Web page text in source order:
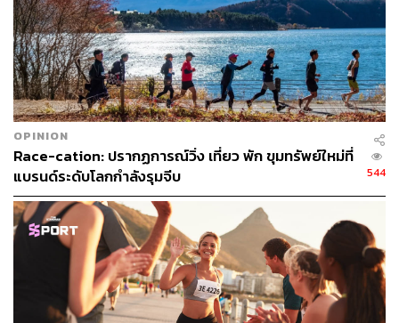
OPINION
Race-cation: ปรากฏการณ์วิ่ง เที่ยว พัก ขุมทรัพย์ใหม่ที่
แบรนด์ระดับโลกกำลังรุมจีบ
544